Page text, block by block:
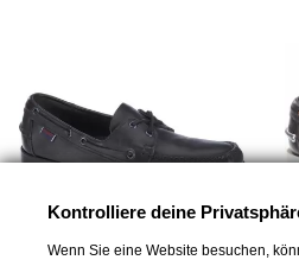
Kontrolliere deine
Wenn Sie eine Website besuchen,